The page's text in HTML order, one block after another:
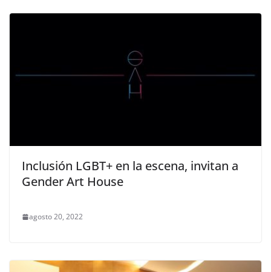
Inclusión LGBT+ en la escena, invitan a
Gender Art House
agosto 20, 2022